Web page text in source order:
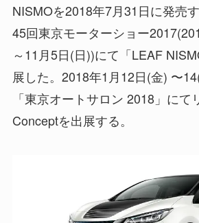
NISMOを2018年7月31日に発売
45回東京モーターショー
～11月5日(日))にて「LEAF
展した。2018年1月12日(金) 〜
「東京オートサロン 2018」にて
Conceptを出展する。